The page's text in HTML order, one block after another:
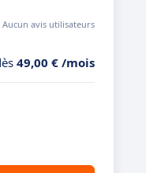
Aucun avis utilisateurs
49,00 € /mois